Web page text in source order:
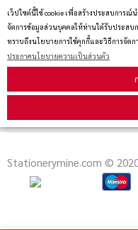
เว็ปไซต์นี้ใช้ cookie เพื่อสร้างประสบการ
จัดการข้อมูลส่วนบุคคลให้ท่านได้รับประสบ
ทราบถึงนโยบายการใช้คุกกี้และวิธีการจัดก
ประกาศนโยบายความเป็นส่วนตัว
สมัครรับข่าวสาร
Stationerymine.com ©